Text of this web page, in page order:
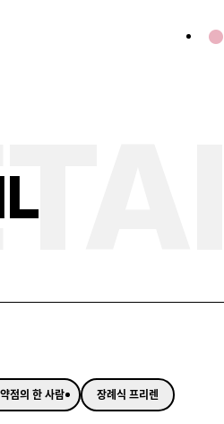
L
약점의 한 사람 장례식 프리렌